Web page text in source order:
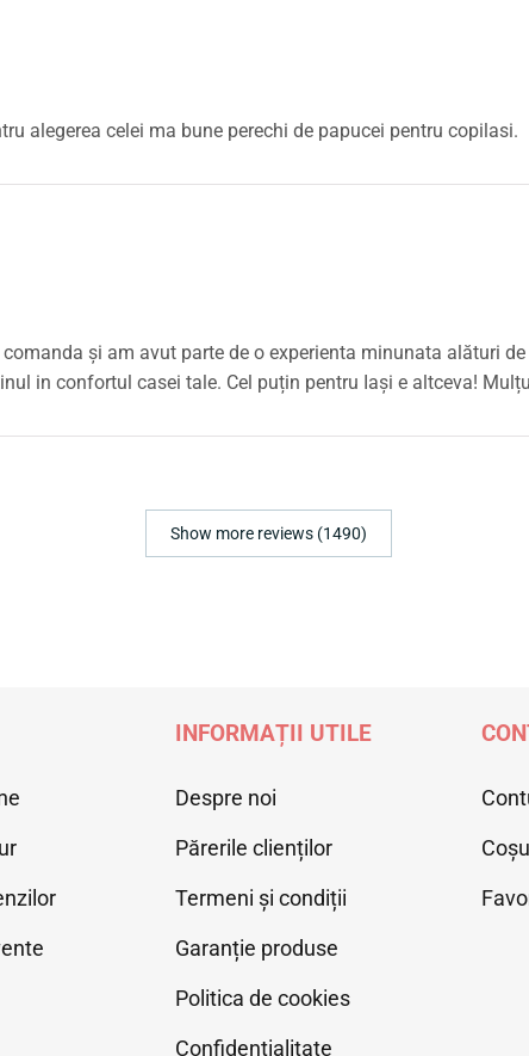
alegerea celei ma bune perechi de papucei pentru copilasi.
și am avut parte de o experienta minunata alături
in confortul casei tale. Cel puțin pentru Iași e altceva!
Show more reviews (1490)
INFORMAȚII UTILE
Despre noi
Părerile clienților
Termeni și condiții
Garanție produse
Politica de cookies
Confidențialitate